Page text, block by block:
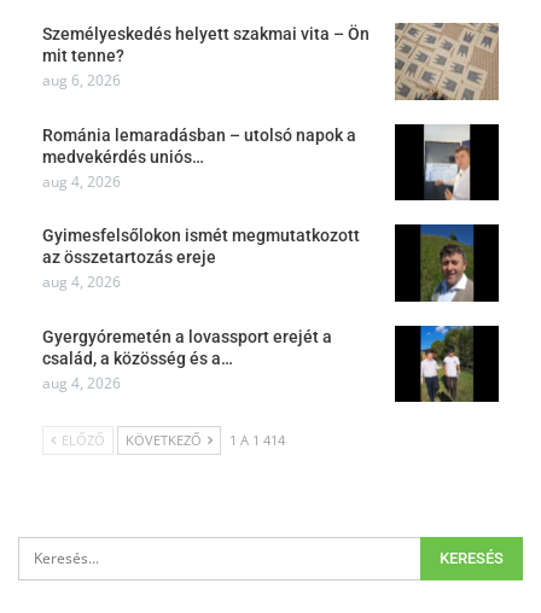
Személyeskedés helyett szakmai vita – Ön
mit tenne?
aug 6, 2026
Románia lemaradásban – utolsó napok a
medvekérdés uniós…
aug 4, 2026
Gyimesfelsőlokon ismét megmutatkozott
az összetartozás ereje
aug 4, 2026
Gyergyóremetén a lovassport erejét a
család, a közösség és a…
aug 4, 2026
ELŐZŐ KÖVETKEZŐ 1 A 1 414